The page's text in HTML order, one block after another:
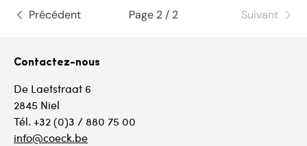
Précédent Page 2 / 2 Suivant
Contactez-nous
De Laetstraat 6
2845 Niel
Tél. +32 (0)3 / 880 75 00
info@coeck.be